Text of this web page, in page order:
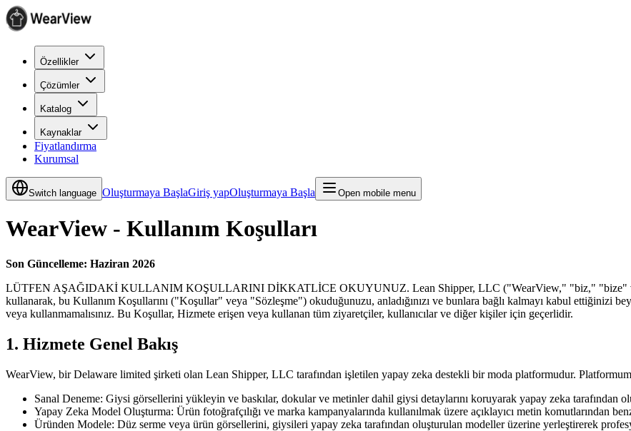
Özellikler
Çözümler
Katalog
Kaynaklar
Fiyatlandırma
Kurumsal
Switch language Oluşturmaya BaşlaGiriş yapOluşturmaya Başla Open mobile menu
WearView - Kullanım Koşulları
Son Güncelleme: Haziran 2026
LÜTFEN AŞAĞIDAKİ KULLANIM KOŞULLARINI DİKKATLİCE OKUYUNUZ. Lean Shipper, LLC ("WearView," "biz," "bize"
kullanarak, bu Kullanım Koşullarını ("Koşullar" veya "Sözleşme") okuduğunuzu, anladığınızı ve bunlara bağlı kalmayı kabul ettiğinizi
veya kullanmamalısınız. Bu Koşullar, Hizmete erişen veya kullanan tüm ziyaretçiler, kullanıcılar ve diğer kişiler için geçerlidir.
1. Hizmete Genel Bakış
WearView, bir Delaware limited şirketi olan Lean Shipper, LLC tarafından işletilen yapay zeka destekli bir moda platformudur.
Sanal Deneme: Giysi görsellerini yükleyin ve baskılar, dokular ve metinler dahil giysi detaylarını koruyarak yapay zeka tarafından
Yapay Zeka Model Oluşturma: Ürün fotoğrafçılığı ve marka kampanyalarında kullanılmak üzere açıklayıcı metin komutlarından
Üründen Modele: Düz serme veya ürün görsellerini, giysileri yapay zeka tarafından oluşturulan modeller üzerine yerleştirerek